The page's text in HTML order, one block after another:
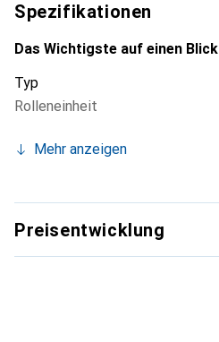
Spezifikationen
Das Wichtigste auf einen Blick
Typ
Rolleneinheit
Mehr anzeigen
Preisentwicklung